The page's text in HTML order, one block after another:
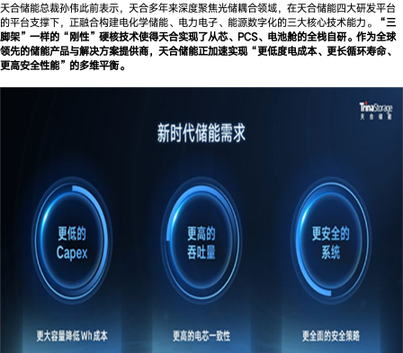
天合储能总裁孙伟此前表示，天合多年来深度聚焦光储耦合领域，在天合储能四大研发平台
的平台支撑下，正融合构建电化学储能、电力电子、能源数字化的三大核心技术能力。
“三
脚架”一样的“刚性”硬核技术使得天合实现了从芯、PCS、电池舱的全栈自研。作为全球
领先的储能产品与解决方案提供商，天合储能正加速实现“更低度电成本、更长循环寿命、
更高安全性能”的多维平衡。